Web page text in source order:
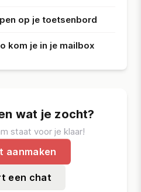
op je toetsenbord
kom je in je mailbox
wat je zocht?
staat voor je klaar!
aanmaken
een chat